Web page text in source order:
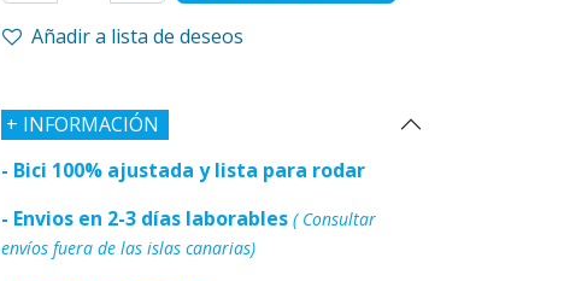
Añadir a lista de deseos
+ INFORMACIÓN
- Bici 100% ajustada y lista para rodar
- Envios en 2-3 días laborables ( Consultar
envíos fuera de las islas canarias)